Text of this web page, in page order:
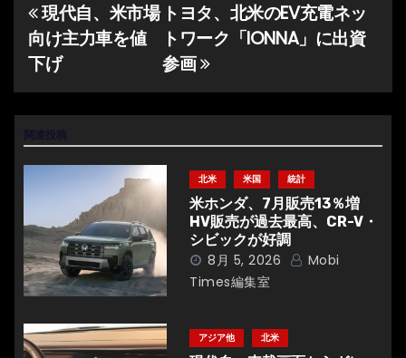
投
稿
ナ
ゲ
ー
シ
ョ
トヨタ、北米のEV充電ネッ
トワーク「IONNA」に出資
参画
現代自、米市場
向け主力車を値
下げ
北米 米国 統計
米ホンダ、7月販売13％増
HV販売が過去最高、CR-V・
シビックが好調
8月 5, 2026
Mobi
Times編集室
アジア他 北米